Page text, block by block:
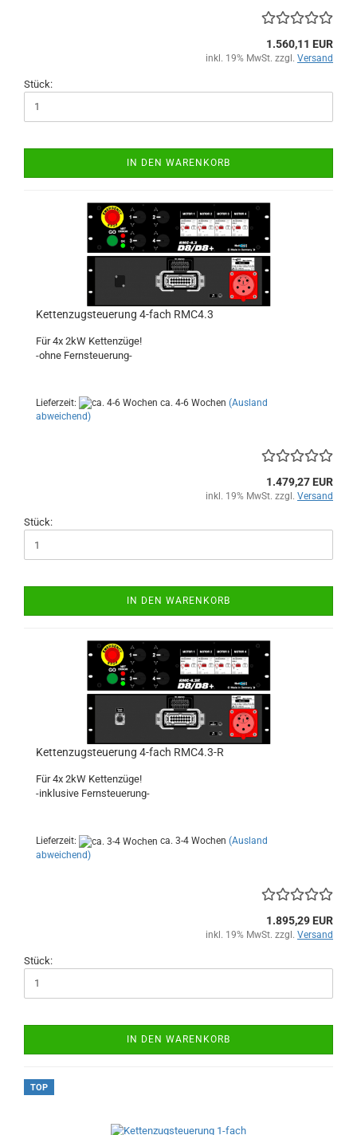
1.560,11 EUR
inkl. 19% MwSt. zzgl. Versand
Stück:
IN DEN WARENKORB
Kettenzugsteuerung 4-fach RMC4.3
Für 4x 2kW Kettenzüge!
-ohne Fernsteuerung-
Lieferzeit: ca. 4-6 Wochen (Ausland
abweichend)
1.479,27 EUR
inkl. 19% MwSt. zzgl. Versand
Stück:
IN DEN WARENKORB
Kettenzugsteuerung 4-fach RMC4.3-R
Für 4x 2kW Kettenzüge!
-inklusive Fernsteuerung-
Lieferzeit: ca. 3-4 Wochen (Ausland
abweichend)
1.895,29 EUR
inkl. 19% MwSt. zzgl. Versand
Stück:
IN DEN WARENKORB
TOP